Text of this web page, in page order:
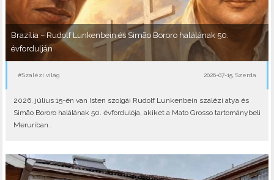
Brazília – Rudolf Lunkenbein és Simão Bororo halálának 50.
évfordulján
#Szalézi világ 2026-07-15, Szerda
2026. július 15-én van Isten szolgái Rudolf Lunkenbein szalézi atya és
Simão Bororo halálának 50. évfordulója, akiket a Mato Grosso tartománybeli
Meruriban..